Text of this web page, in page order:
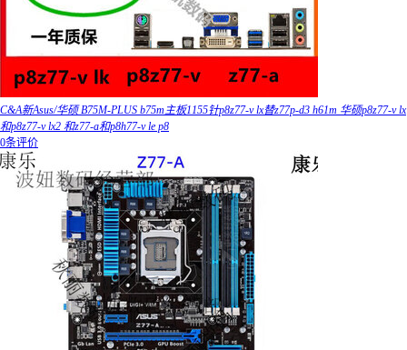
C&A新Asus/华硕 B75M-PLUS b75m主板1155针p8z77-v lx替z77p-d3 h61m 华硕p8z77-v lx
和p8z77-v lx2 和z77-a和p8h77-v le p8
0条评价